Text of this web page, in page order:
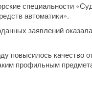
специальности
автоматики».
заявлений
повысилось качество
профильным